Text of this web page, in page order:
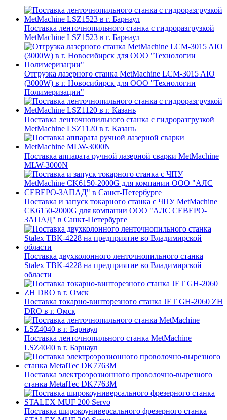
Поставка ленточнопильного станка c гидроразгрузкой
MetMachine LSZ1523 в г. Барнаул
Отгрузка лазерного станка MetMachine LCM-3015 AIO
(3000W) в г. Новосибирск для ООО "Технологии
Полимеризации"
Поставка ленточнопильного станка c гидроразгрузкой
MetMachine LSZ1120 в г. Казань
Поставка аппарата ручной лазерной сварки MetMachine
MLW-3000N
Поставка и запуск токарного станка с ЧПУ MetMachine
CK6150-2000G для компании ООО "АЛС СЕВЕРО-
ЗАПАД" в Санкт-Петербурге
Поставка двухколонного ленточнопильного станка
Stalex TBK-4228 на предприятие во Владимирской
области
Поставка токарно-винторезного станка JET GH-2060 ZH
DRO в г. Омск
Поставка ленточнопильного станка MetMachine
LSZ4040 в г. Барнаул
Поставка электроэрозионного проволочно-вырезного
станка MetalTec DK7763M
Поставка широкоуниверсального фрезерного станка